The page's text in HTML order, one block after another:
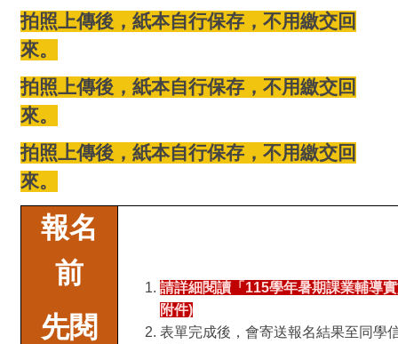
拍照上傳後，紙本自行保存，不用繳交回
來。
拍照上傳後，紙本自行保存，不用繳交回
來。
拍照上傳後，紙本自行保存，不用繳交回
來。
報名
前
先閱
請詳細閱讀「115學年暑期課業輔導
附件)
表單完成後，會寄送報名結果至同學